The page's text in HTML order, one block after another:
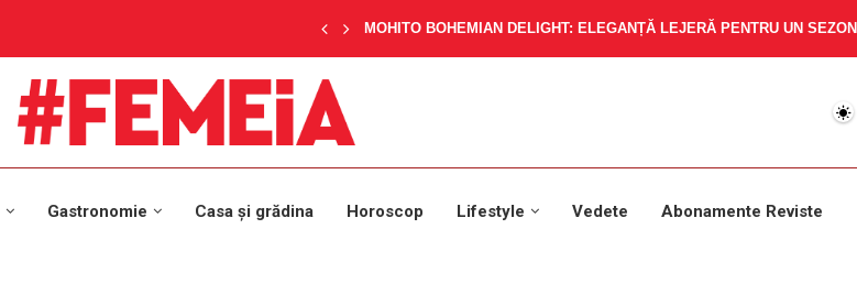
MOHITO BOHEMIAN DELIGHT: ELEGANȚĂ LEJERĂ PENTRU UN
Gastronomie Casa și grădina Horoscop Lifestyle Vedete Abonamente Reviste